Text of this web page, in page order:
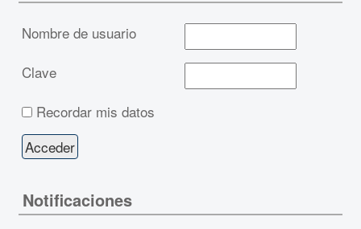
Nombre de usuario
Clave
Recordar mis datos
Notificaciones